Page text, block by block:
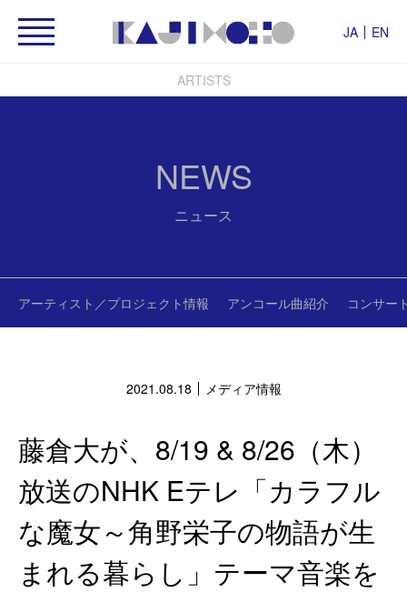
JA EN
ARTISTS
NEWS
ニュース
アーティスト／プロジェクト情報 アンコール曲紹介 コンサー
2021.08.18 メディア情報
藤倉大が、8/19 & 8/26（木）
放送のNHK Eテレ「カラフル
な魔女～角野栄子の物語が生
まれる暮らし」テーマ音楽を